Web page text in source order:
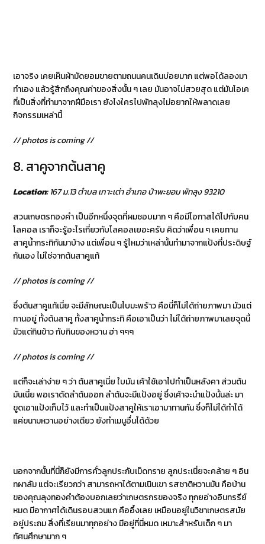
เอาจริง เคยเห็นผ้ามัดยอมขายตามถนนคนเดินบ่อยมาก แต่พอได้ลองมา
ทำเอง แล้วรู้สึกถึงคุณค่าของสิ่งนั้น ๆ เลย มันอาจไม่สวยสุด แต่มันโอเค
ที่เป็นสิ่งที่ทำมาจากฝีมือเรา ยังไงใครไปพัทลุงไม่อยากให้พลาดเลย
กิจกรรมเหล่านี้
// photos is coming //
8. สาคูจากต้นสาคู
Location:167 ม.13 ตำบล เกาะเต่า อำเภอ ป่าพะยอม พัทลุง 93210
สวนเกษตรทองคำ เป็นอีกหนึ่งจุดที่ผมชอบมาก ๆ คือมีโอกาสได้ไปกับคน
โลคอล เราก็จะรู้อะไรเกี่ยวกับโลคอลเยอะครับ คิดว่าเพื่อน ๆ เคยทาน
สาคูน้ำกระทิกันมาบ้าง แต่เพื่อน ๆ รู้ไหมว่าเหล่านั้นทำมาจากแป้งที่ประดิษฐ์
กันเอง ไม่ใช่จากต้นสาคูแท้
// photos is coming //
ซึ่งต้นสาคูแท้เนี่ย จะมีลักษณะเป็นไบมะพร้าว คือนี่ก็ไม่ได้ถ่ายภาพมา มัวแต่
ทานอยู่ ทั้งต้นสาคู ทั้งสาคูน้ำกระทิ คือเอาเป็นว่า ไม่ได้ถ่ายภาพมาเลยจุดนี้
มัวแต่กินข้าว กับกินของหวาน ฮ่า ๆๆๆ
// photos is coming //
แต่ก็จะเล่าง่าย ๆ ว่า ต้นสาคูเนี่ย ใบมัน เค้าใช้เอาไปทำเป็นหลังคา ส่วนต้น
มันเนี่ย พอเราตัดลำต้นออก ลำต้นจะมีแป้งอยู่ ซึ่งเค้าจะนำแป้งนั้นล่ะ มา
ขูดเอาแป้งเก็บไว้ และทำเป็นแป้งสาคูให้เราเอามาทานกัน ซึ่งก็ไม่ได้ทำได้
แค่ขนามหวานอย่างเดียว ยังทำเมนูอื่นได้ด้วย
นอกจากนั้นที่นี่ก็ยังมีการคั่วลูกประกับเม็ดทราย ลูกประเนี่ยจะคล้าย ๆ อิน
ทผาลัม แต่จะเรียวกว่า สามารถหาได้ตามเนินเขา รสชาติหวานมัน คือบ้าน
ของคุณลุงทองคำต้องบอกเลยว่าเกษตรกรของจริง ทุกยอ่างอินทรรีย์
หมด มีอากาศได้เดินรอบสวนแก คืออึ้งเลย เหมือนอยู่ในวิชาเกษตรสมัย
อยู่ประถม สิ่งที่เรียนมาทุกอย่าง มีอยู่ที่นี่หมด เหมาะสำหรับเด็ก ๆ มา
ทัศนศึกษามาก ๆ